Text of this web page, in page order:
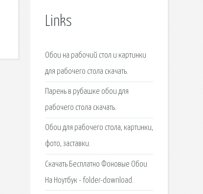
Links
Обои на рабочий стол и картинки
для рабочего стола скачать.
Парень в рубашке обои для
рабочего стола скачать.
Обои для рабочего стола, картинки,
фото, заставки.
Скачать Бесплатно Фоновые Обои
На Ноутбук - folder-download.